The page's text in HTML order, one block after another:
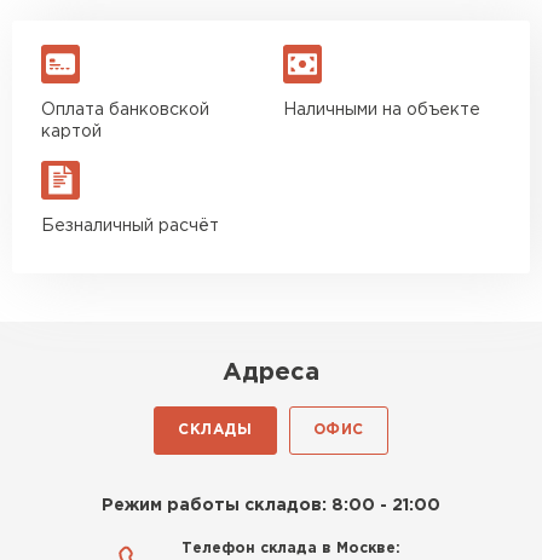
Оплата банковской
картой
Наличными на объекте
Безналичный расчёт
Адреса
СКЛАДЫ ОФИС
Режим работы складов: 8:00 - 21:00
Телефон склада в Москве: